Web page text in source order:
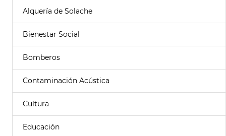
Alquería de Solache
Bienestar Social
Bomberos
Contaminación Acústica
Cultura
Educación